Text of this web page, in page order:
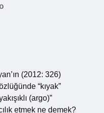
(2012: 326)
“kıyak”
(argo)”
etmek ne demek?